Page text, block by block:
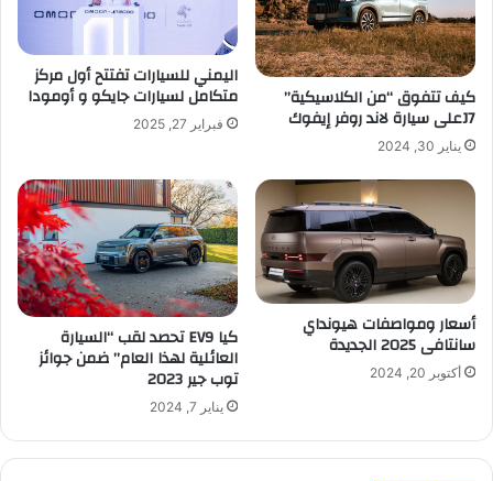
كيف تتفوق “من الكلاسيكية”
J7على سيارة لاند روفر إيفوك
يناير 30, 2024
اليمني للسيارات تفتتح أول مركز
متكامل لسيارات جايكو و أومودا
فبراير 27, 2025
أسعار ومواصفات هيونداي
سانتافى 2025 الجديدة
أكتوبر 20, 2024
كيا EV9 تحصد لقب “السيارة
العائلية لهذا العام” ضمن جوائز
توب جير 2023
يناير 7, 2024